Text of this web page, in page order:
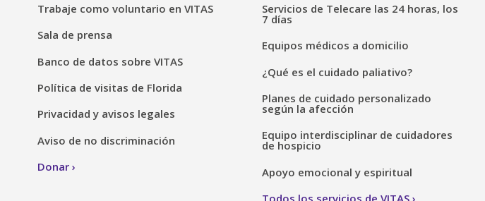
Trabaje como voluntario en VITAS
Sala de prensa
Banco de datos sobre VITAS
Política de visitas de Florida
Privacidad y avisos legales
Aviso de no discriminación
Donar
Servicios de Telecare las 24 horas, los
7 días
Equipos médicos a domicilio
¿Qué es el cuidado paliativo?
Planes de cuidado personalizado
según la afección
Equipo interdisciplinar de cuidadores
de hospicio
Apoyo emocional y espiritual